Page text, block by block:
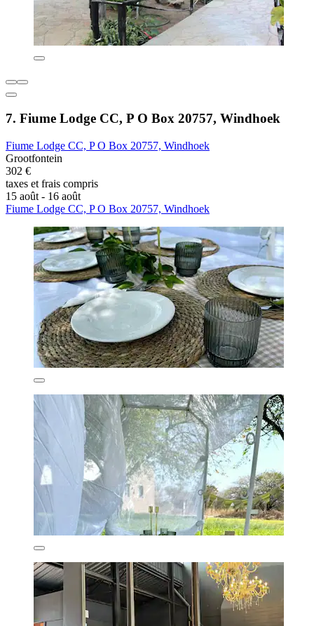
7. Fiume Lodge CC, P O Box 20757, Windhoek
Fiume Lodge CC, P O Box 20757, Windhoek
Grootfontein
302 €
taxes et frais compris
15 août - 16 août
Fiume Lodge CC, P O Box 20757, Windhoek